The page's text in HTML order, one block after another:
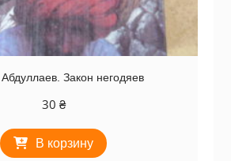
Абдуллаев. Закон негодяев
30 ₴
В корзину